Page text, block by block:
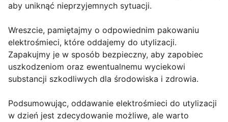
aby uniknąć nieprzyjemnych sytuacji.
Wreszcie, pamiętajmy o odpowiednim pakowaniu
elektrośmieci, które oddajemy do utylizacji.
Zapakujmy je w sposób bezpieczny, aby zapobiec
uszkodzeniom oraz ewentualnemu wyciekowi
substancji szkodliwych dla środowiska i zdrowia.
Podsumowując, oddawanie elektrośmieci do utylizacji
w dzień jest zdecydowanie możliwe, ale warto